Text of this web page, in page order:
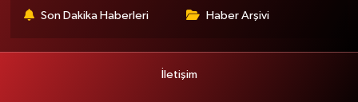
Son Dakika Haberleri Haber Arşivi
İletişim